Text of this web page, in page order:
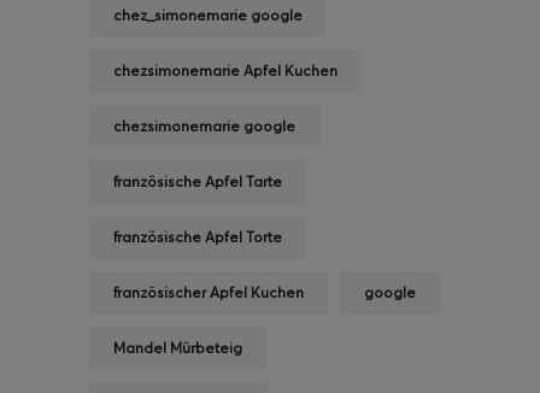
chez_simonemarie google
chezsimonemarie Apfel Kuchen
chezsimonemarie google
französische Apfel Tarte
französische Apfel Torte
französischer Apfel Kuchen google
Mandel Mürbeteig